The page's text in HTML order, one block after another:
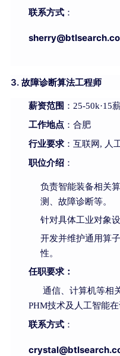
联系方式：
sherry@b
3. 故障诊断算法工程师
薪资范围 ：25-50k·15
工作地点：合肥
行业要求：互联网, 人
职位介绍：
负责智能装备相关
测、故障诊断等。
针对具体工业对象
开发并维护通用算
性。
任职要求：
通信、计算机等相
PHM技术及人工智能
联系方式：
crystal@b